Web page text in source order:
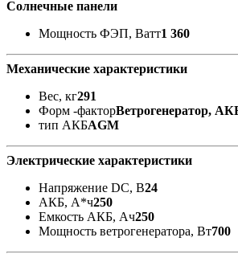
Солнечные панели
Мощность ФЭП, Ватт1 360
Механические характеристики
Вес, кг291
Форм -факторВетрогенератор,
тип АКБAGM
Электрические характеристики
Напряжение DC, В24
АКБ, А*ч250
Емкость АКБ, Ач250
Мощность ветрогенератора, Вт700